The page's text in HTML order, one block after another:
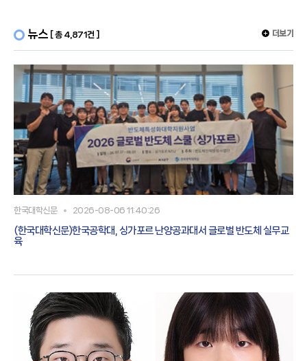
뉴스 [ 총 4,871건 ] 더보기
한국대학신문 2026-08-06 11:40:26
(한국대학신문)한국공학대, 싱가포르 난양공과대서 글로벌 반도체 실무교
육